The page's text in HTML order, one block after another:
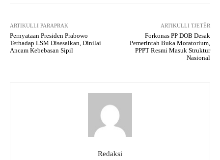
ARTIKULLI PARAPRAK
Pernyataan Presiden Prabowo
Terhadap LSM Disesalkan, Dinilai
Ancam Kebebasan Sipil
ARTIKULLI TJETËR
Forkonas PP DOB Desak
Pemerintah Buka Moratorium,
PPPT Resmi Masuk Struktur
Nasional
Redaksi